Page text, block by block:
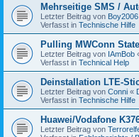
Mehrseitige SMS /
Letzter Beitrag von Boy2006
Verfasst in Technische Hilfe
Pulling MWConn
Letzter Beitrag von IAmBob
Verfasst in Technical Help
Deinstallation LTE-
Letzter Beitrag von Conni «
Verfasst in Technische Hilfe
Huawei/Vodafone
Letzter Beitrag von